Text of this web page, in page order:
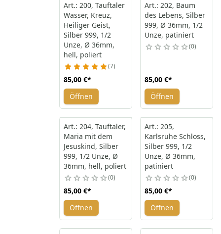
Art.: 200, Tauftaler
Wasser, Kreuz,
Heiliger Geist,
Silber 999, 1/2
Unze, Ø 36mm,
hell, poliert
7
85,00 €*
Öffnen
Art.: 202, Baum
des Lebens, Silber
999, Ø 36mm, 1/2
Unze, patiniert
0
85,00 €*
Öffnen
Art.: 204, Tauftaler,
Maria mit dem
Jesuskind, Silber
999, 1/2 Unze, Ø
36mm, hell, poliert
0
85,00 €*
Öffnen
Art.: 205,
Karlsruhe Schloss,
Silber 999, 1/2
Unze, Ø 36mm,
patiniert
0
85,00 €*
Öffnen